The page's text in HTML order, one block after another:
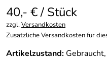
40,- € / Stück
zzgl.Versandkosten
Zusätzliche Versandkosten für
Artikelzustand: